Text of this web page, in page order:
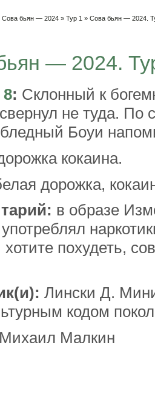
Сова бьян — 2024 » Тур 1 » Сова бьян — 2024.
— 2024.
: Склонный к
не туда. По
Боуи
кокаина.
дорожка,
в образе
похудеть,
Лински Д.
кодом
Михаил Малкин